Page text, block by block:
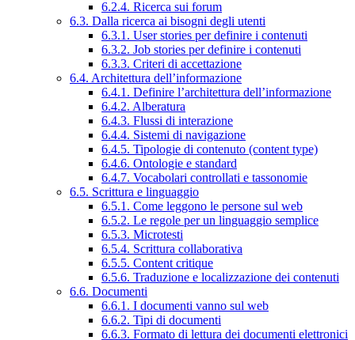
6.2.4. Ricerca sui forum
6.3. Dalla ricerca ai bisogni degli utenti
6.3.1. User stories per definire i contenuti
6.3.2. Job stories per definire i contenuti
6.3.3. Criteri di accettazione
6.4. Architettura dell’informazione
6.4.1. Definire l’architettura dell’informazione
6.4.2. Alberatura
6.4.3. Flussi di interazione
6.4.4. Sistemi di navigazione
6.4.5. Tipologie di contenuto (content type)
6.4.6. Ontologie e standard
6.4.7. Vocabolari controllati e tassonomie
6.5. Scrittura e linguaggio
6.5.1. Come leggono le persone sul web
6.5.2. Le regole per un linguaggio semplice
6.5.3. Microtesti
6.5.4. Scrittura collaborativa
6.5.5. Content critique
6.5.6. Traduzione e localizzazione dei contenuti
6.6. Documenti
6.6.1. I documenti vanno sul web
6.6.2. Tipi di documenti
6.6.3. Formato di lettura dei documenti elettronici